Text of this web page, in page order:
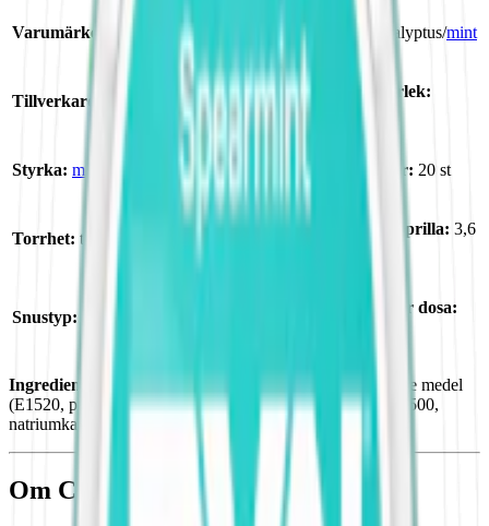
Varumärke: Catch Smak: eukalyptus/mint
Tillverkare: Swedish Match
Format/storlek:
minisnus
Styrka: milt snus med lägre nikotin Antal prillor: 20 st
Torrhet: torr
Nikotin per prilla: 3,6
Snustyp:
Nettovikt per dosa:
Ingredienser:
tobak, vatten, växtfiber, fuktighetsbevarande medel
(E1520, propan-1,2-diol), salt, surhetsreglerande medel (E500,
natriumkarbonater) samt aromämnen.
Om Catch Eucalyptus Mini